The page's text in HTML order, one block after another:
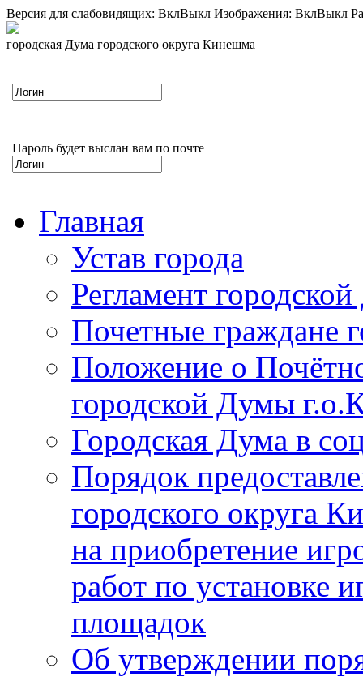
Версия для слабовидящих: ВклВыкл Изображения: ВклВыкл
городская Дума городского округа Кинешма
Пароль будет выслан вам по почте
Главная
Устав города
Регламент
Почетные граждане
Положение о
городской Думы
Городская Дума в
Порядок
городского округа
на приобретение
работ по установке
площадок
Об утверждении